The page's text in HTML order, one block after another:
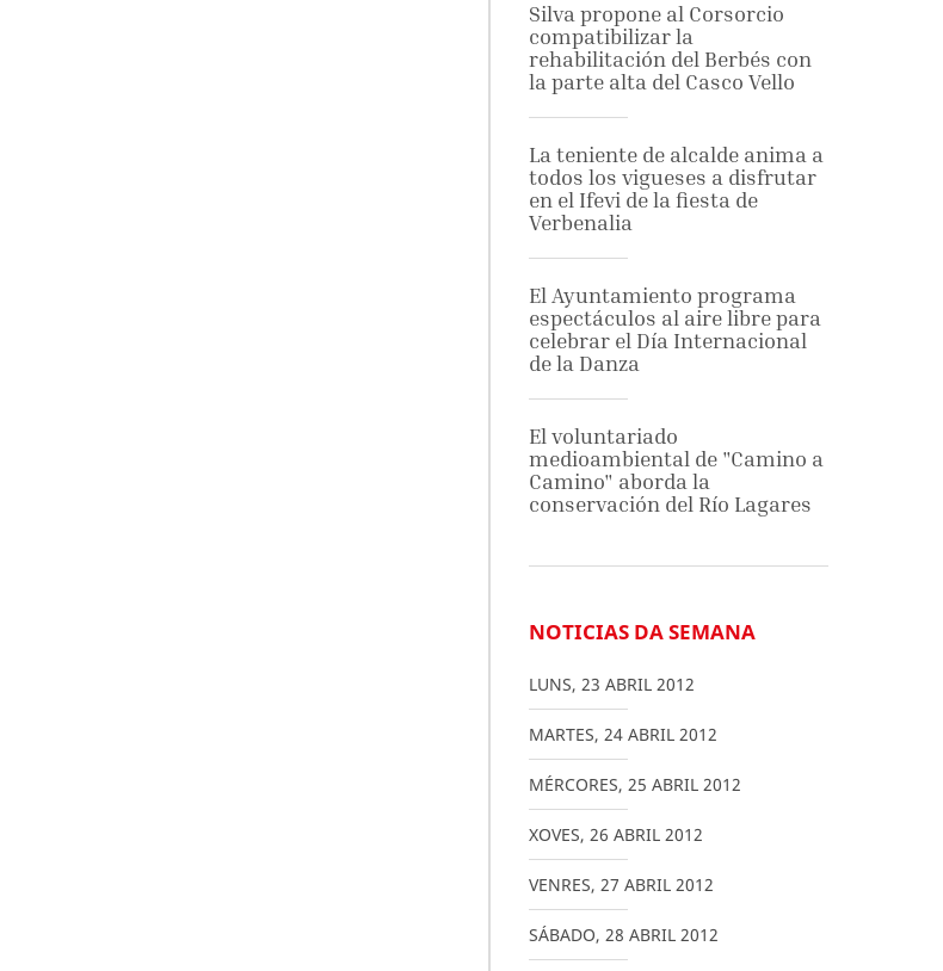
Silva propone al Corsorcio
compatibilizar la
rehabilitación del Berbés con
la parte alta del Casco Vello
La teniente de alcalde anima a
todos los vigueses a disfrutar
en el Ifevi de la fiesta de
Verbenalia
El Ayuntamiento programa
espectáculos al aire libre para
celebrar el Día Internacional
de la Danza
El voluntariado
medioambiental de "Camino a
Camino" aborda la
conservación del Río Lagares
NOTICIAS DA SEMANA
LUNS, 23 ABRIL 2012
MARTES, 24 ABRIL 2012
MÉRCORES, 25 ABRIL 2012
XOVES, 26 ABRIL 2012
VENRES, 27 ABRIL 2012
SÁBADO, 28 ABRIL 2012